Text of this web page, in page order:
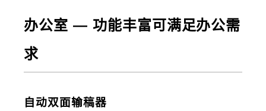
办公室 ― 功能丰富可满足办公需
求
自动双面输稿器